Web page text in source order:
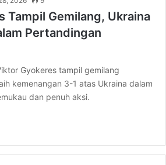
Tampil Gemilang, Ukraina
Pertandingan
Gyokeres tampil gemilang
kemenangan 3-1 atas Ukraina dalam
dan penuh aksi.